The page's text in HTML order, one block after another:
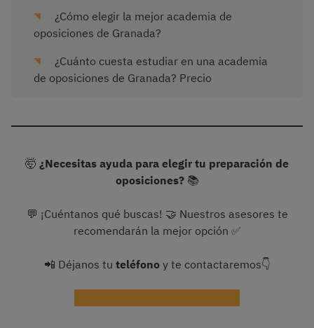
¿Cómo elegir la mejor academia de
oposiciones de Granada?
¿Cuánto cuesta estudiar en una academia
de oposiciones de Granada? Precio
🤯 ¿Necesitas ayuda para elegir tu preparación de
oposiciones?📚
💬 ¡Cuéntanos qué buscas! 🤝 Nuestros asesores te
recomendarán la mejor opción ✅
📲 Déjanos tu teléfono y te contactaremos👇